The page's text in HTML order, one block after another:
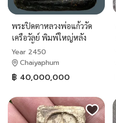
พระปิดตาหลวงพ่อแก้ววัด
เครือวัลย์ พิมพ์ใหญ่หลัง
แบบเนื้อผงจุมรัก
Year 2450
Chaiyaphum
฿ 40,000,000